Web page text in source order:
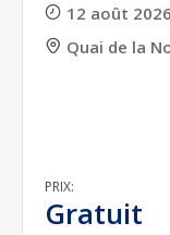
12 août
Quai de la
PRIX:
Gratuit